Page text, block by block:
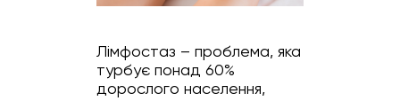
Лімфостаз – проблема, яка
турбує понад 60%
дорослого населення,